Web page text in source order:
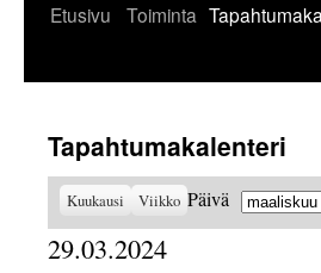
Etusivu Toiminta
Tapahtumakalenteri
Kuukausi Viikko Päivä Kuukausi
29.03.2024